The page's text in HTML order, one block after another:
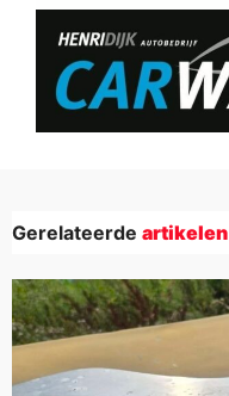
Gerelateerde artikelen